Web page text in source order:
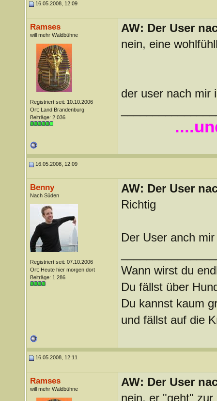
16.05.2008, 12:09
Ramses
will mehr Waldbühne
Registriert seit: 10.10.2006
Ort: Land Brandenburg
Beiträge: 2.036
AW: Der User
nein, eine
der user nach mir
16.05.2008, 12:09
Benny
Nach Süden
Registriert seit: 07.10.2006
Ort: Heute hier morgen dort
Beiträge: 1.286
AW: Der User
Richtig
Der User anch
Wann wirst du
Du fällst über
Du kannst kaum
und fällst auf die
16.05.2008, 12:11
Ramses
will mehr Waldbühne
AW: Der User
nein, er "geht" zur